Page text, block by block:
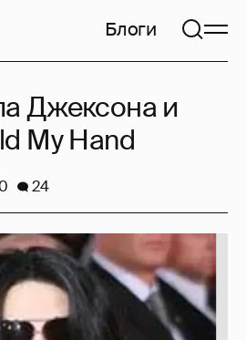
Блоги
Джексона и
My Hand
24